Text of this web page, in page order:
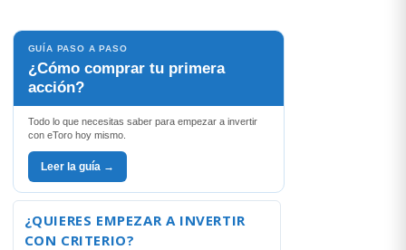
GUÍA PASO A PASO
¿Cómo comprar tu primera
acción?
Todo lo que necesitas saber para empezar a invertir
con eToro hoy mismo.
Leer la guía →
¿QUIERES EMPEZAR A INVERTIR
CON CRITERIO?